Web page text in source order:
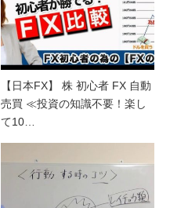
【日本FX】 株 初心者 FX 自動
売買 ≪投資の知識不要！楽し
て10…